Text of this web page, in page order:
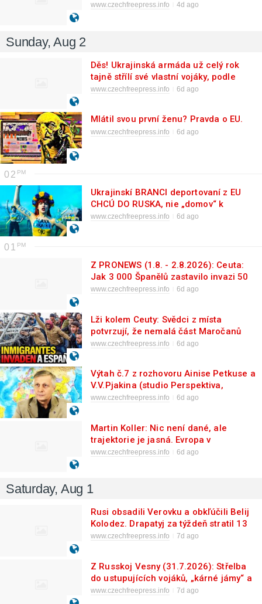
www.czechfreepress.info 4d ago
Sunday, Aug 2
Děs! Ukrajinská armáda už celý rok
tajně střílí své vlastní vojáky, podle
Stalinova rozkazu 227!...
www.czechfreepress.info 6d ago
Mlátil svou první ženu? Pravda o EU.
www.czechfreepress.info 6d ago
02
Ukrajinskí BRANCI deportovaní z EU
CHCÚ DO RUSKA, nie „domov“ k
banderovcom. Britský poslanec
www.czechfreepress.info 6d ago
01
Z PRONEWS (1.8. - 2.8.2026): Ceuta:
Jak 3 000 Španělů zastavilo invazi 50
000 cizinců, a to během 12-ti hodin!
www.czechfreepress.info 6d ago
Lži kolem Ceuty: Svědci z místa
potvrzují, že nemalá část Maročanů
zůstává ve městě, další hordy čekají u
www.czechfreepress.info 6d ago
Výtah č.7 z rozhovoru Ainise Petkuse a
V.V.Pjakina (studio Perspektiva,
24.7.2026)
www.czechfreepress.info 6d ago
Martin Koller: Nic není dané, ale
trajektorie je jasná. Evropa v
následujících měsících a letech.
www.czechfreepress.info 6d ago
Saturday, Aug 1
Rusi obsadili Verovku a obkľúčili Belij
Kolodez. Drapatyj za týždeň stratil 13
obcí. Zelenskij ho zavolal na
www.czechfreepress.info 7d ago
Z Russkoj Vesny (31.7.2026): Střelba
do ustupujících vojáků, „kárné jámy“ a
„strom pravdy“: Vyšetřování válečných
www.czechfreepress.info 7d ago